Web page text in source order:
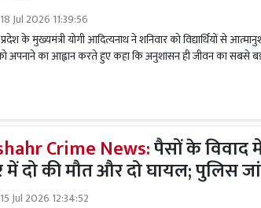
18 Jul 2026 11:39:56
के मुख्यमंत्री योगी आदित्यनाथ ने शनिवार को विद्यार्थियों से
अपनाने का आह्वान करते हुए कहा कि अनुशासन ही जीवन का सबसे
Crime News:पैसों के विवाद
दो की मौत और दो घायल; पुलिस
15 Jul 2026 12:34:52